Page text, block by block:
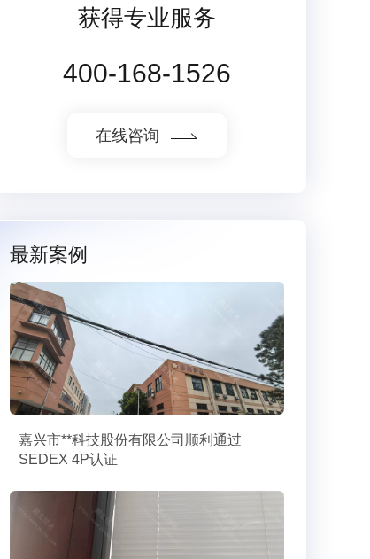
获得专业服务
400-168-1526
在线咨询
最新案例
嘉兴市**科技股份有限公司顺利通过
SEDEX 4P认证